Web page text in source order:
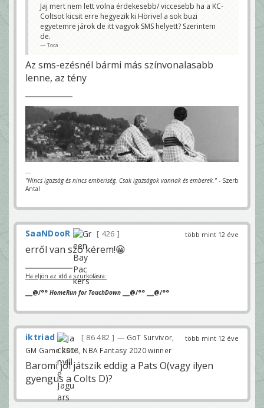
Jaj mert nem lett volna érdekesebb/ viccesebb ha a KC-
Coltsot kicsit erre hegyezik ki Hörivel a sok buzi
egyetemre járok de itt vagyok SMS helyett? Szerintem
de.
Toca
Az sms-ezésnél bármi más színvonalasabb
lenne, az tény
---
"Nincs igazság és nincs emberiség. Csak igazságok vannak és emberek." - Szerb
Antal
több mint 12 éve
SaaNDooR 426
erről van szó kérem!😀
Ha eljön az idő a szurkolásra:
___@/°° HomeRun for TouchDown ___@/°° ___@/°°
több mint 12 éve
iktriad 86 482
— GoT Survivor,
GM Game 2018, NBA Fantasy 2020 winner
Baromi jól játszik eddig a Pats O(vagy ilyen
gyengus a Colts D)?